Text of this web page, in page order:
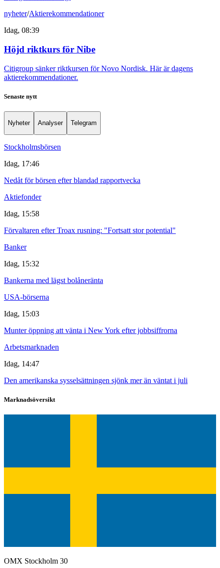
nyheter/Aktierekommendationer
Idag, 08:39
Höjd riktkurs för Nibe
Citigroup sänker riktkursen för Novo Nordisk. Här är dagens
aktierekommendationer.
Senaste nytt
Nyheter Analyser Telegram
Stockholmsbörsen
Idag, 17:46
Nedåt för börsen efter blandad rapportvecka
Aktiefonder
Idag, 15:58
Förvaltaren efter Troax rusning: "Fortsatt stor potential"
Banker
Idag, 15:32
Bankerna med lägst bolåneränta
USA-börserna
Idag, 15:03
Munter öppning att vänta i New York efter jobbsiffrorna
Arbetsmarknaden
Idag, 14:47
Den amerikanska sysselsättningen sjönk mer än väntat i juli
Marknadsöversikt
OMX Stockholm 30